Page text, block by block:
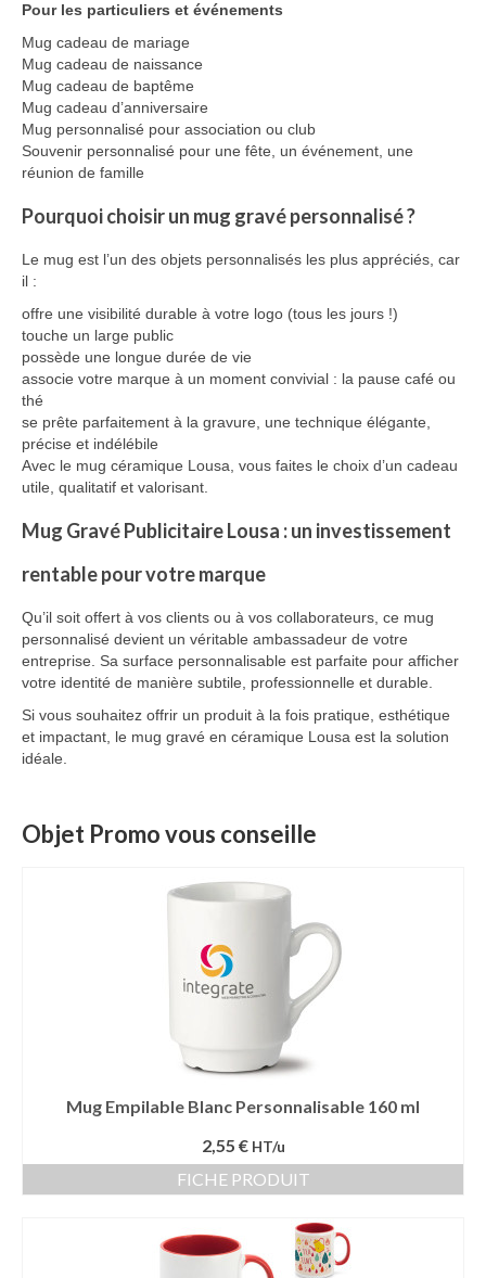
Pour les particuliers et événements
Mug cadeau de mariage
Mug cadeau de naissance
Mug cadeau de baptême
Mug cadeau d’anniversaire
Mug personnalisé pour association ou club
Souvenir personnalisé pour une fête, un événement, une
réunion de famille
Pourquoi choisir un mug gravé personnalisé ?
Le mug est l’un des objets personnalisés les plus appréciés, car
il :
offre une visibilité durable à votre logo (tous les jours !)
touche un large public
possède une longue durée de vie
associe votre marque à un moment convivial : la pause café ou
thé
se prête parfaitement à la gravure, une technique élégante,
précise et indélébile
Avec le mug céramique Lousa, vous faites le choix d’un cadeau
utile, qualitatif et valorisant.
Mug Gravé Publicitaire Lousa : un investissement
rentable pour votre marque
Qu’il soit offert à vos clients ou à vos collaborateurs, ce mug
personnalisé devient un véritable ambassadeur de votre
entreprise. Sa surface personnalisable est parfaite pour afficher
votre identité de manière subtile, professionnelle et durable.
Si vous souhaitez offrir un produit à la fois pratique, esthétique
et impactant, le mug gravé en céramique Lousa est la solution
idéale.
Objet Promo vous conseille
Mug Empilable Blanc Personnalisable 160 ml
2,55 € HT/u
FICHE PRODUIT